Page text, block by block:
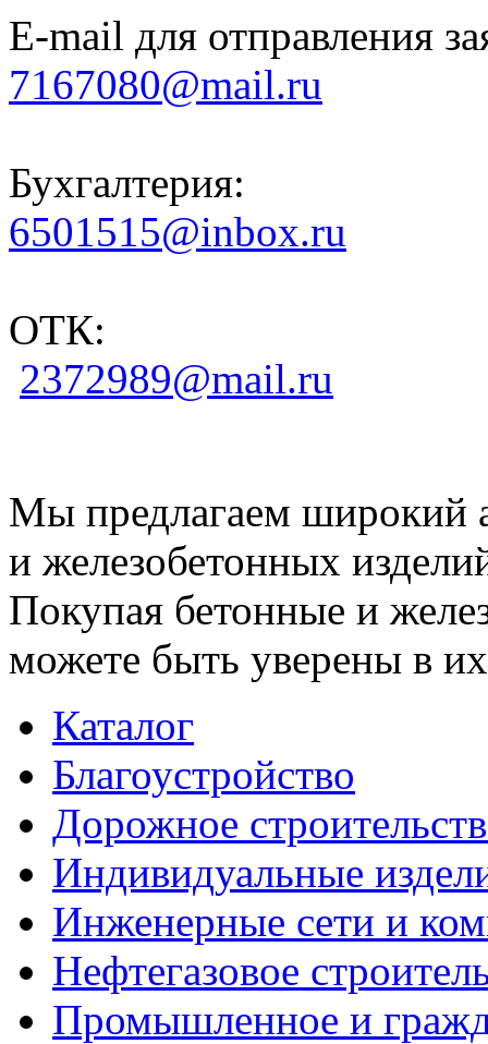
E-mail для отправления
7167080@mail.ru
Бухгалтерия:
6501515@inbox.ru
ОТК:
2372989@mail.ru
Мы предлагаем широкий
и железобетонных
Покупая бетонные и
можете быть уверены в их
Каталог
Благоустройство
Дорожное
Индивидуальные
Инженерные сети и
Нефтегазовое
Промышленное и